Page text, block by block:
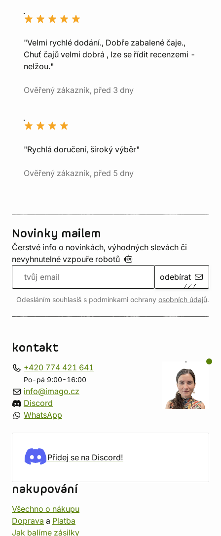
"Velmi rychlé dodání., Dobře zabalené čaje.,
Chuť čajů velmi dobrá , lze se řídit recenzemi -
nelžou."
Ověřený zákazník, před 3 dny
"Rychlá doručení, široký výběr"
Ověřený zákazník, před 5 dny
Novinky mailem
Čerstvé info o novinkách, výhodných slevách či
nevyhnutelné vzpouře robotů
odebírat
Odesláním souhlasíš s podmínkami ochrany osobních údajů.
kontakt
+420 774 421 641
Po-pá 9:00-16:00
info@imago.cz
Discord
WhatsApp
Přidej se na Discord!
nakupování
Všechno o nákupu
Doprava a Platba
Jak balíme zásilky